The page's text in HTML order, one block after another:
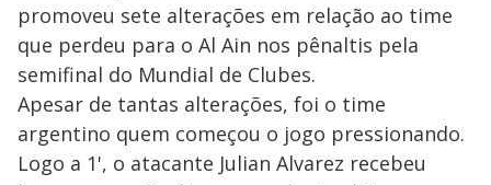
promoveu sete alterações em relação ao time
que perdeu para o Al Ain nos pênaltis pela
semifinal do Mundial de Clubes.
Apesar de tantas alterações, foi o time
argentino quem começou o jogo pressionando.
Logo a 1', o atacante Julian Alvarez recebeu